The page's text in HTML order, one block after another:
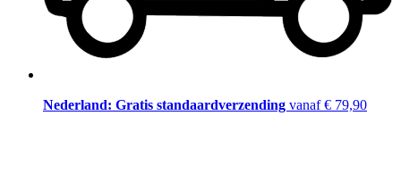
Nederland: Gratis standaardverzending vanaf € 79,90